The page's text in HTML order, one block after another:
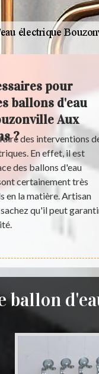
pour
ballons d'eau
Aux
?des interventions
En effet, il est
des ballons d'eau
certainement très
en la matière. Artisan
qu'il peut
ballon